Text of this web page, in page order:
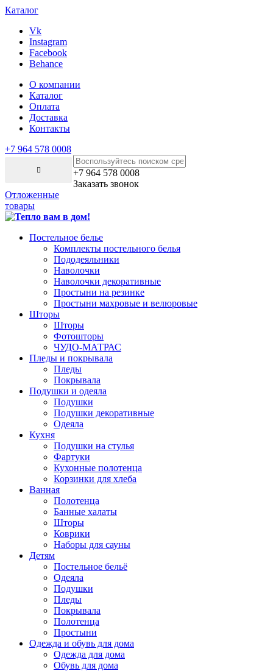
Каталог
Vk
Instagram
Facebook
Behance
О компании
Каталог
Оплата
Доставка
Контакты
+7 964 578 0008
+7 964 578 0008
Заказать звонок
Отложенные
товары
Постельное белье
Комплекты постельного белья
Пододеяльники
Наволочки
Наволочки декоративные
Простыни на резинке
Простыни махровые и велюровые
Шторы
Шторы
Фотошторы
ЧУДО-МАТРАС
Пледы и покрывала
Пледы
Покрывала
Подушки и одеяла
Подушки
Подушки декоративные
Одеяла
Кухня
Подушки на стулья
Фартуки
Кухонные полотенца
Корзинки для хлеба
Ванная
Полотенца
Банные халаты
Шторы
Коврики
Наборы для сауны
Детям
Постельное бельё
Одеяла
Подушки
Пледы
Покрывала
Полотенца
Простыни
Одежда и обувь для дома
Одежда для дома
Обувь для дома